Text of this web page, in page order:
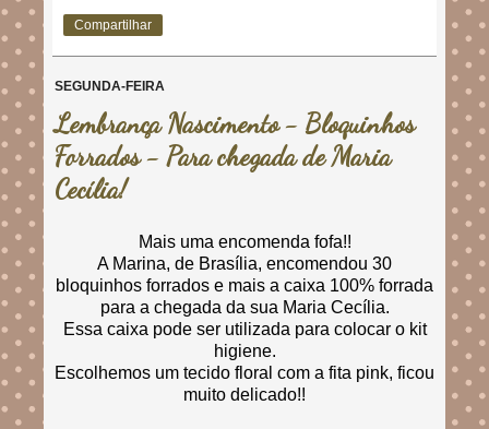
Compartilhar
SEGUNDA-FEIRA
Lembrança Nascimento - Bloquinhos
Forrados - Para chegada de Maria
Cecília!
Mais uma encomenda fofa!!
A Marina, de Brasília, encomendou 30
bloquinhos forrados e mais a caixa 100% forrada
para a chegada da sua Maria Cecília.
Essa caixa pode ser utilizada para colocar o kit
higiene.
Escolhemos um tecido floral com a fita pink, ficou
muito delicado!!